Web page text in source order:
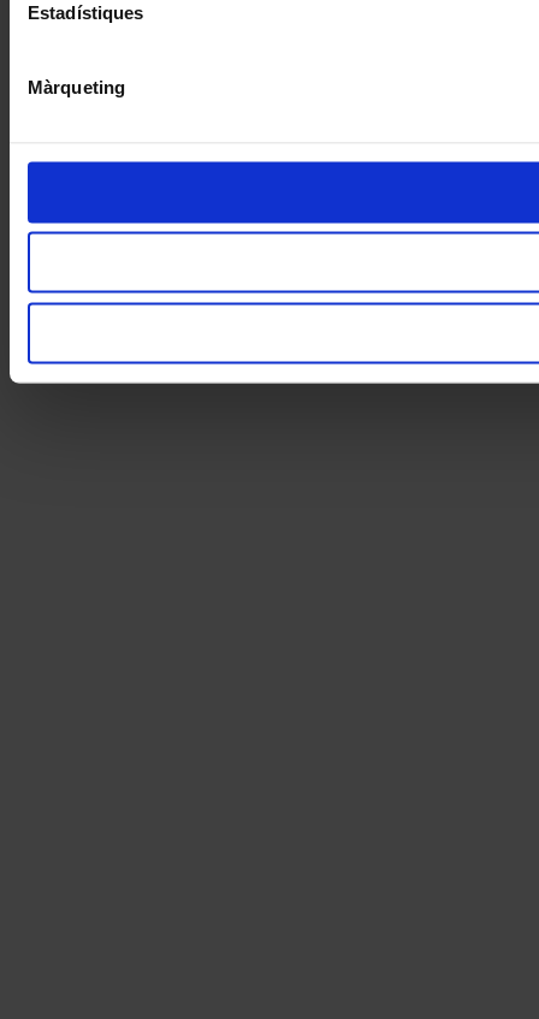
Estadístiques
Màrqueting